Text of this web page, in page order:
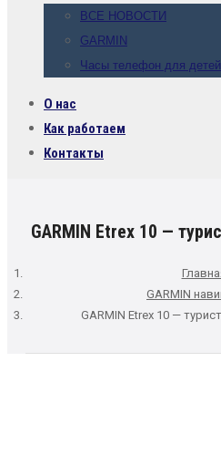
ВСЕ НОВОСТИ
GARMIN
Часы телефон для детей
О нас
Как работаем
Контакты
GARMIN Etrex 10 —
GARMIN
GARMIN Etrex 10 —